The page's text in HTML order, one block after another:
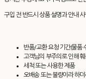
구입 전 반드시 상품 설명과 안내
반품/교환 요청 기간(물품
고객님의 부주의로 인해
세척 또는 사용한 제품
오배송 또는 불량이라 하